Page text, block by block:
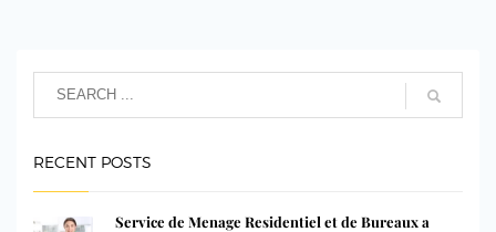
RECENT POSTS
Service de Menage Residentiel et de Bureaux a